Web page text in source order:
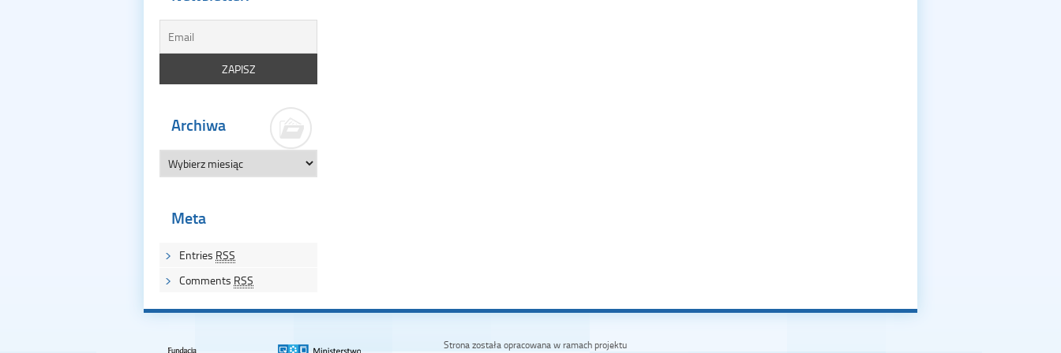
Archiwa
Meta
Entries RSS
Comments RSS
Strona została opracowana w ramach projektu